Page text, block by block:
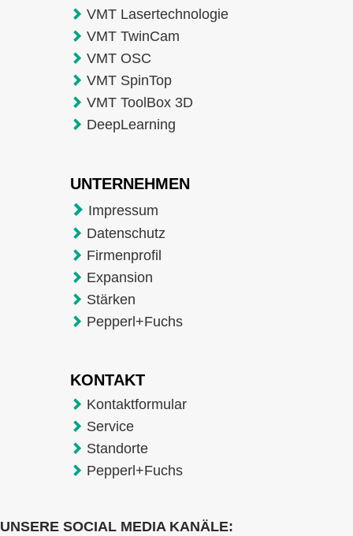
VMT Lasertechnologie
VMT TwinCam
VMT OSC
VMT SpinTop
VMT ToolBox 3D
DeepLearning
UNTERNEHMEN
Impressum
Datenschutz
Firmenprofil
Expansion
Stärken
Pepperl+Fuchs
KONTAKT
Kontaktformular
Service
Standorte
Pepperl+Fuchs
UNSERE SOCIAL MEDIA KANÄLE: